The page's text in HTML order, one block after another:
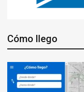
Cómo llego